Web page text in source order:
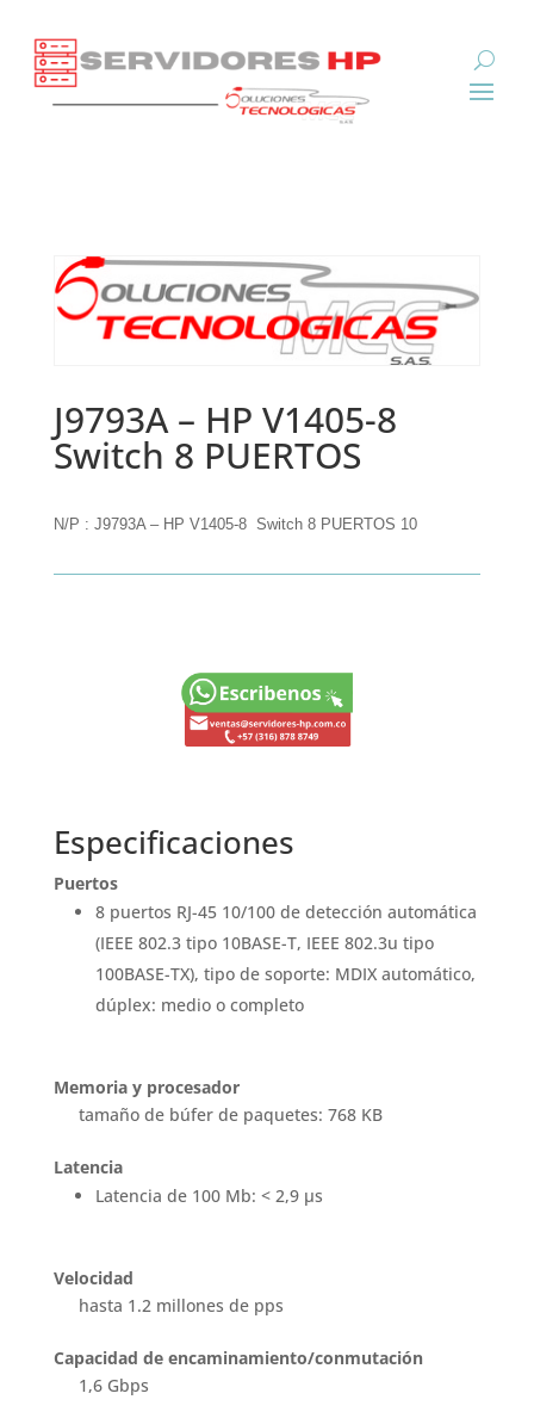
J9793A – HP V1405-8
Switch 8 PUERTOS
N/P : J9793A – HP V1405-8 Switch 8 PUERTOS 10
Especificaciones
Puertos
8 puertos RJ-45 10/100 de detección automática
(IEEE 802.3 tipo 10BASE-T, IEEE 802.3u tipo
100BASE-TX), tipo de soporte: MDIX automático,
dúplex: medio o completo
Memoria y procesador
tamaño de búfer de paquetes: 768 KB
Latencia
Latencia de 100 Mb: < 2,9 µs
Velocidad
hasta 1.2 millones de pps
Capacidad de encaminamiento/conmutación
1,6 Gbps